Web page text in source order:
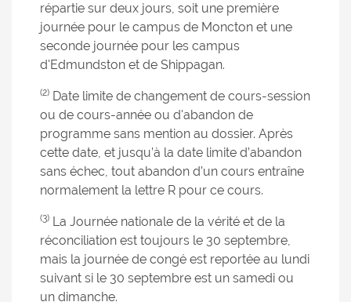
répartie sur deux jours, soit une première
journée pour le campus de Moncton et une
seconde journée pour les campus
d'Edmundston et de Shippagan.
(2) Date limite de changement de cours-session
ou de cours-année ou d'abandon de
programme sans mention au dossier. Après
cette date, et jusqu’à la date limite d’abandon
sans échec, tout abandon d’un cours entraîne
normalement la lettre R pour ce cours.
(3) La Journée nationale de la vérité et de la
réconciliation est toujours le 30 septembre,
mais la journée de congé est reportée au lundi
suivant si le 30 septembre est un samedi ou
un dimanche.